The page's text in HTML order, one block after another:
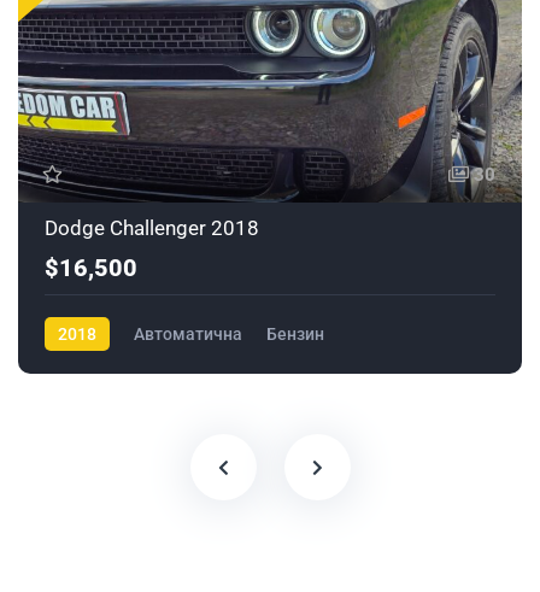
30
Dodge Challenger 2018
$16,500
2018 Автоматична Бензин